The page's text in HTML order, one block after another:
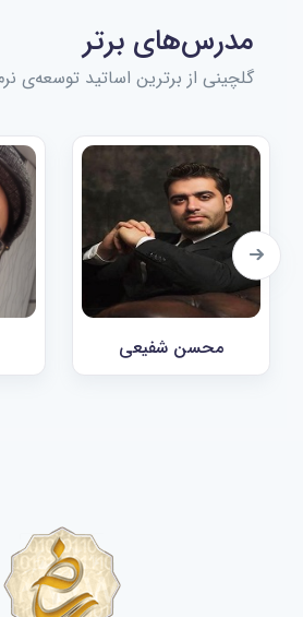
مدرس‌های برتر
گلچینی از برترین اساتید توسعه‌ی نرم
محسن شفیعی